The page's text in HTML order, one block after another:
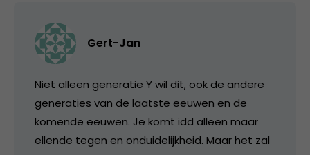
Gert-Jan
Niet alleen generatie Y wil dit, ook de andere
generaties van de laatste eeuwen en de
komende eeuwen. Je komt idd alleen maar
ellende tegen en onduidelijkheid. Maar het zal